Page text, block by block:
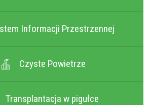
Informacji Przestrzennej
Czyste Powietrze
Transplantacja w pigułce